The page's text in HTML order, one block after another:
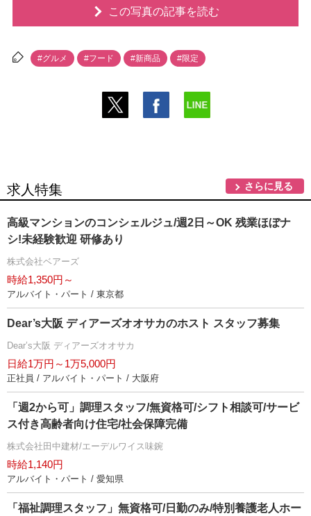
この写真の記事を読む
#グルメ #フード #新商品 #限定
求人特集 さらに見る
高級マンションのコンシェルジュ/週2日～OK 残業ほぼナ
シ!未経験歓迎 研修あり
株式会社ベアーズ
時給1,350円～
アルバイト・パート / 東京都
Dear’s大阪 ディアーズオオサカのホスト スタッフ募集
Dear’s大阪 ディアーズオオサカ
日給1万円～1万5,000円
正社員 / アルバイト・パート / 大阪府
「週2から可」調理スタッフ/無資格可/シフト相談可/サービ
ス付き高齢者向け住宅/社会保障完備
株式会社田中建材/エーデルワイス味鋺
時給1,140円
アルバイト・パート / 愛知県
「福祉調理スタッフ」無資格可/日勤のみ/特別養護老人ホー